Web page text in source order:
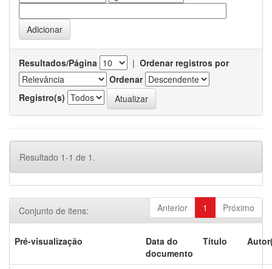
Resultados/Página | Ordenar registros por
Ordenar
Registro(s)
Resultado 1-1 de 1.
Anterior 1 Próximo
Conjunto de itens:
Pré-visualização
Data do
documento
Título